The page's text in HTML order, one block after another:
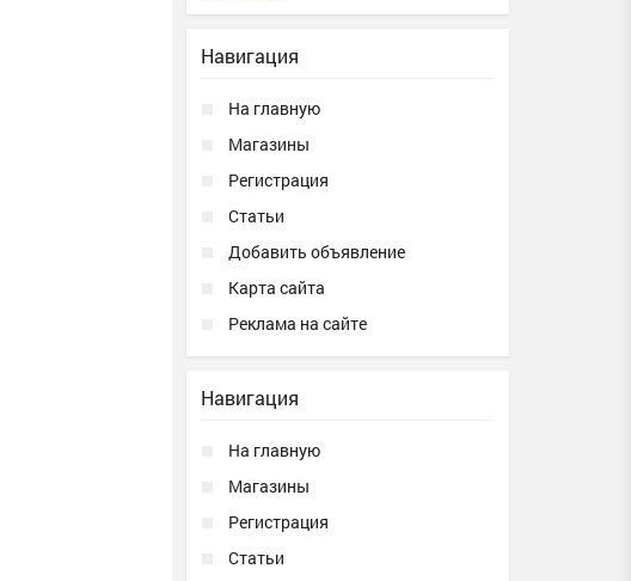
Навигация
На главную
Магазины
Регистрация
Статьи
Добавить объявление
Карта сайта
Реклама на сайте
Навигация
На главную
Магазины
Регистрация
Статьи